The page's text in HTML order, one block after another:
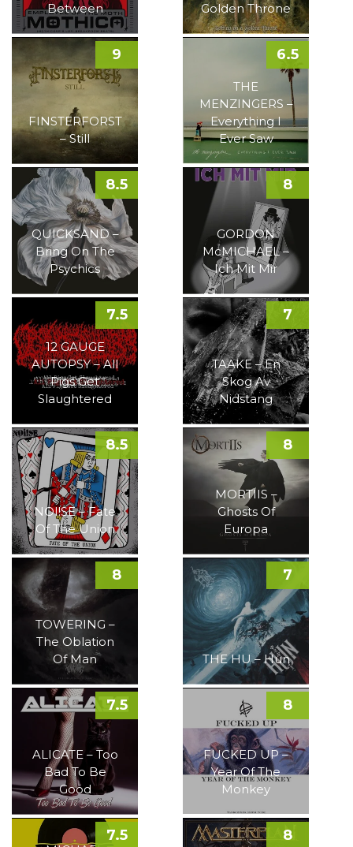
Between
Golden Throne
FINSTERFORST
– Still
9
THE
MENZINGERS –
Everything I
Ever Saw
6.5
QUICKSAND –
Bring On The
Psychics
8.5
GORDON
McMICHAEL –
Ich Mit Mir
8
12 GAUGE
AUTOPSY – All
Pigs Get
Slaughtered
7.5
TAAKE – En
Skog Av
Nidstang
7
NOI!SE – Fate
Of The Union
8.5
MORTIIS –
Ghosts Of
Europa
8
TOWERING –
The Oblation
Of Man
8
THE HU – Hun
7
ALICATE – Too
Bad To Be
Good
7.5
FUCKED UP –
Year Of The
Monkey
8
7.5 8